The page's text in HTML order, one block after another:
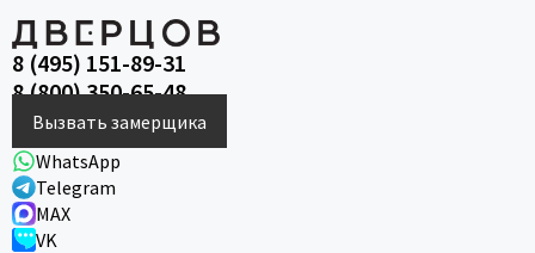
8 (495) 151-89-31
8 (800) 350-65-48
Вызвать замерщика
WhatsApp
Telegram
MAX
VK